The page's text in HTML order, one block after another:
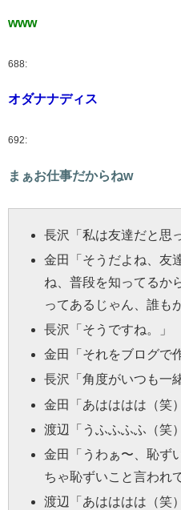
www
688:
オダナナディス
692:
まぁお仕事だからねw
長沢
「私は友達だと思
金田
「そうだよね、友
ね、普段を知ってるか
ってあるじゃん、誰も
長沢
「そうですね。」
金田
「それをブログで
長沢
「角度がいつも一
金田
「あはははは（笑
渡辺
「うふふふふ（笑
金田
「うわぁ〜、恥ず
ちゃ恥ずいこと言われ
渡辺
「あはははは（笑